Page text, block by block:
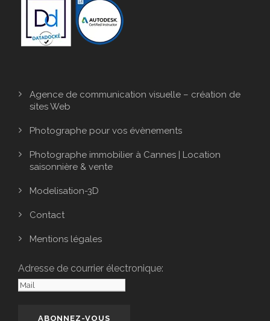
Agence de communication visuelle – création de
sites Web
Photographe pour vos évènements
Photographe immobilier à Cannes | Location
saisonnière & vente
Modelisation-3D
Contact
Mentions légales
Adresse de courrier électronique: